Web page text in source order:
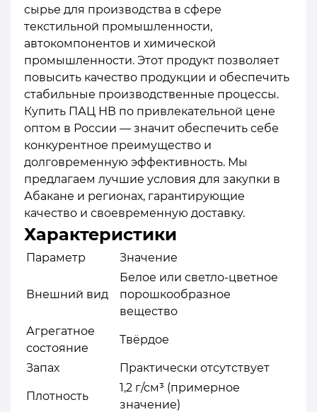
сырье для производства в сфере
текстильной промышленности,
автокомпонентов и химической
промышленности. Этот продукт позволяет
повысить качество продукции и обеспечить
стабильные производственные процессы.
Купить ПАЦ НВ по привлекательной цене
оптом в России — значит обеспечить себе
конкурентное преимущество и
долговременную эффективность. Мы
предлагаем лучшие условия для закупки в
Абакане и регионах, гарантирующие
качество и своевременную доставку.
Характеристики
Параметр Значение
Внешний вид
Белое или светло-цветное
порошкообразное
вещество
Агрегатное
состояние
Твёрдое
Запах Практически отсутствует
Плотность
1,2 г/см³ (примерное
значение)